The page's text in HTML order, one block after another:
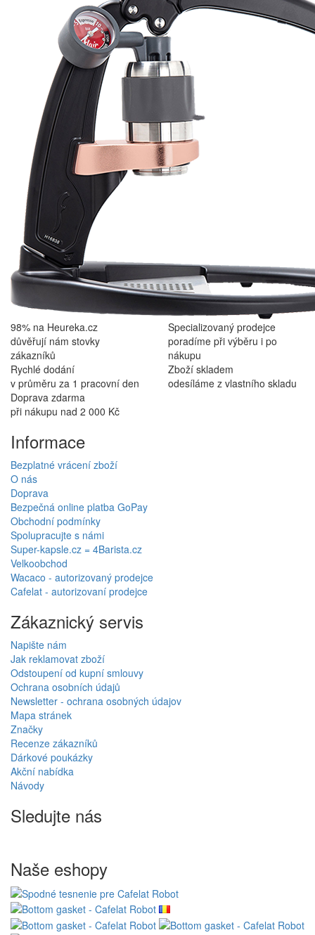
98% na Heureka.cz
důvěřují nám stovky
zákazníků
Specializovaný prodejce
poradíme při výběru i po
nákupu
Rychlé dodání
v průměru za 1 pracovní den
Zboží skladem
odesíláme z vlastního skladu
Doprava zdarma
při nákupu nad 2 000 Kč
Informace
Bezplatné vrácení zboží
O nás
Doprava
Bezpečná online platba GoPay
Obchodní podmínky
Spolupracujte s námi
Super-kapsle.cz = 4Barista.cz
Velkoobchod
Wacaco - autorizovaný prodejce
Cafelat - autorizovaní prodejce
Zákaznický servis
Napište nám
Jak reklamovat zboží
Odstoupení od kupní smlouvy
Ochrana osobních údajů
Newsletter - ochrana osobných údajov
Mapa stránek
Značky
Recenze zákazníků
Dárkové poukázky
Akční nabídka
Návody
Sledujte nás
Naše eshopy